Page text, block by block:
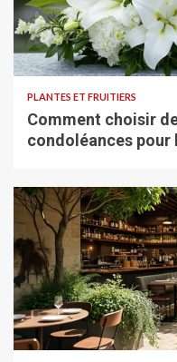
PLANTES ET FRUITIERS
Comment choisir
condoléances pour